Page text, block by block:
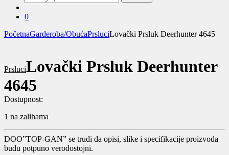
za:
0
PočetnaGarderoba/ObućaPrsluciLovački Prsluk Deerhunter 4645
PrsluciLovački Prsluk Deerhunter
4645
Dostupnost:
1 na zalihama
DOO”TOP-GAN” se trudi da opisi, slike i specifikacije proizvoda
budu potpuno verodostojni.